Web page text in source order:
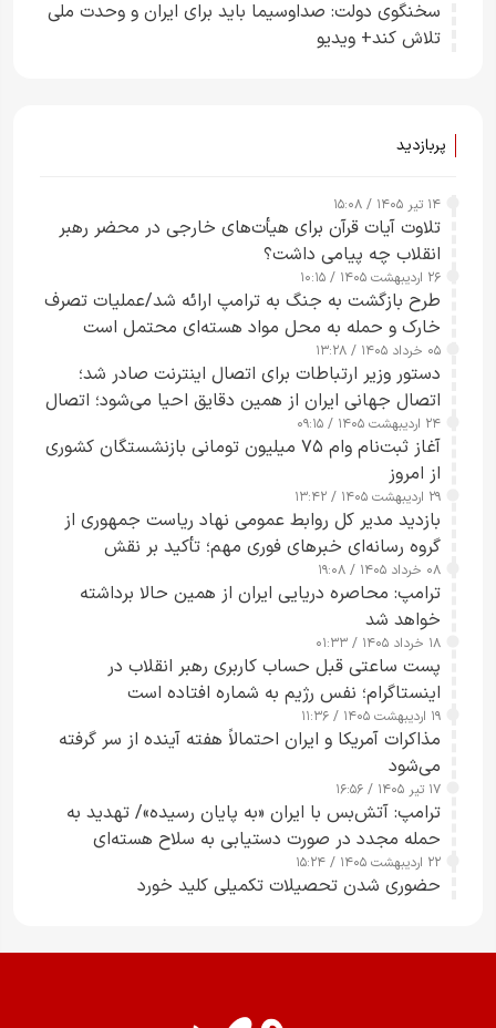
سخنگوی دولت: صداوسیما باید برای ایران و وحدت ملی
تلاش کند+ ویدیو
پربازدید
۱۴ تیر ۱۴۰۵ / ۱۵:۰۸
تلاوت آیات قرآن برای هیأت‌های خارجی در محضر رهبر
انقلاب چه پیامی داشت؟
۲۶ اردیبهشت ۱۴۰۵ / ۱۰:۱۵
طرح‌ بازگشت به جنگ به ترامپ ارائه شد/عملیات تصرف
خارک و حمله به محل مواد هسته‌ای محتمل است
۰۵ خرداد ۱۴۰۵ / ۱۳:۲۸
دستور وزیر ارتباطات برای اتصال اینترنت صادر شد؛
اتصال جهانی ایران از همین دقایق احیا می‌شود؛ اتصال
کامل مردم تا ۲۴ ساعت آینده
۲۴ اردیبهشت ۱۴۰۵ / ۰۹:۱۵
آغاز ثبت‌نام وام ۷۵ میلیون تومانی بازنشستگان کشوری
از امروز
۲۹ اردیبهشت ۱۴۰۵ / ۱۳:۴۲
بازدید مدیر کل روابط عمومی نهاد ریاست جمهوری از
گروه رسانه‌ای خبرهای فوری مهم؛ تأکید بر نقش
رسانه‌های هوشمند و مسئول در ارتقای آگاهی عمومی
۰۸ خرداد ۱۴۰۵ / ۱۹:۰۸
ترامپ: محاصره دریایی ایران از همین حالا برداشته
خواهد شد
۱۸ خرداد ۱۴۰۵ / ۰۱:۳۳
پست ساعتی قبل حساب کاربری رهبر انقلاب در
اینستاگرام؛ نفس رژیم به شماره افتاده است​
۱۹ اردیبهشت ۱۴۰۵ / ۱۱:۳۶
مذاکرات آمریکا و ایران احتمالاً هفته آینده از سر گرفته
می‌شود
۱۷ تیر ۱۴۰۵ / ۱۶:۵۶
ترامپ: آتش‌بس با ایران «به پایان رسیده»/ تهدید به
حمله مجدد در صورت دستیابی به سلاح هسته‌ای
۲۲ اردیبهشت ۱۴۰۵ / ۱۵:۲۴
حضوری شدن تحصیلات تکمیلی کلید خورد